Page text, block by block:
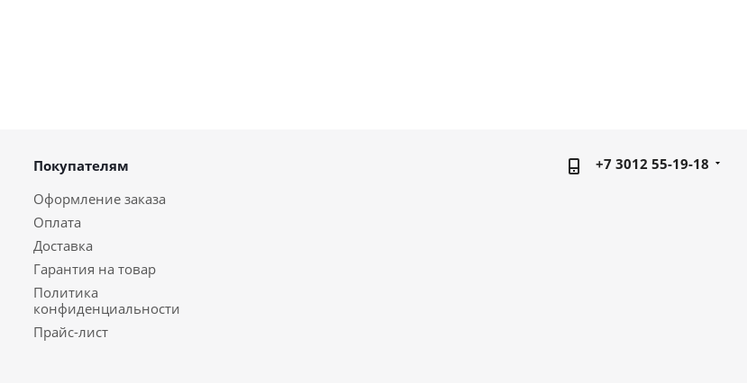
Покупателям
Оформление заказа
Оплата
Доставка
Гарантия на товар
Политика
конфиденциальности
Прайс-лист
+7 3012 55-19-18